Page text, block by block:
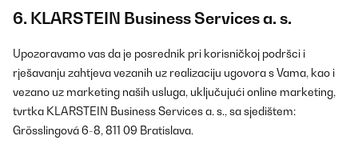
6. KLARSTEIN Business Services a. s.
Upozoravamo vas da je posrednik pri korisničkoj podršci i
rješavanju zahtjeva vezanih uz realizaciju ugovora s Vama, kao i
vezano uz marketing naših usluga, uključujući online marketing,
tvrtka KLARSTEIN Business Services a. s., sa sjedištem:
Grösslingová 6-8, 811 09 Bratislava.